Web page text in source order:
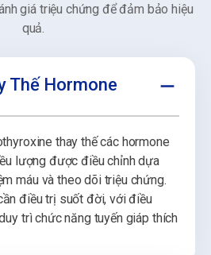
giá triệu chứng để đảm bảo hiệu
quả.
Thế Hormone
thay thế các hormone
lượng được điều chỉnh dựa
máu và theo dõi triệu chứng.
điều trị suốt đời, với điều
trì chức năng tuyến giáp thích